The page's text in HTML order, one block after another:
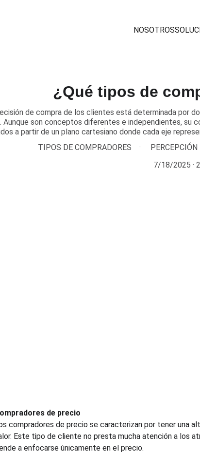
NOSOTROS
¿Qué tipos de
de compra de los clientes está determinada por
Aunque son conceptos diferentes e independientes, su
a partir de un plano cartesiano donde cada eje
TIPOS DE COMPRADORES
PERCEPCIÓN
7/18/2025
de precio
compradores de precio se caracterizan por tener una
Este tipo de cliente no presta mucha atención a los
a enfocarse únicamente en el precio.